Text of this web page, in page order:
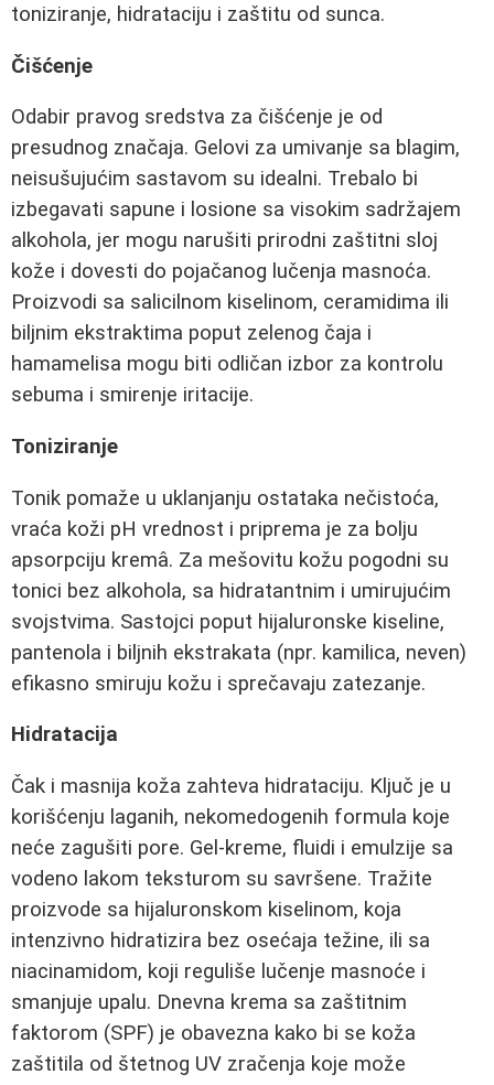
toniziranje, hidrataciju i zaštitu od sunca.
Čišćenje
Odabir pravog sredstva za čišćenje je od
presudnog značaja. Gelovi za umivanje sa blagim,
neisušujućim sastavom su idealni. Trebalo bi
izbegavati sapune i losione sa visokim sadržajem
alkohola, jer mogu narušiti prirodni zaštitni sloj
kože i dovesti do pojačanog lučenja masnoća.
Proizvodi sa salicilnom kiselinom, ceramidima ili
biljnim ekstraktima poput zelenog čaja i
hamamelisa mogu biti odličan izbor za kontrolu
sebuma i smirenje iritacije.
Toniziranje
Tonik pomaže u uklanjanju ostataka nečistoća,
vraća koži pH vrednost i priprema je za bolju
apsorpciju kremâ. Za mešovitu kožu pogodni su
tonici bez alkohola, sa hidratantnim i umirujućim
svojstvima. Sastojci poput hijaluronske kiseline,
pantenola i biljnih ekstrakata (npr. kamilica, neven)
efikasno smiruju kožu i sprečavaju zatezanje.
Hidratacija
Čak i masnija koža zahteva hidrataciju. Ključ je u
korišćenju laganih, nekomedogenih formula koje
neće zagušiti pore. Gel-kreme, fluidi i emulzije sa
vodeno lakom teksturom su savršene. Tražite
proizvode sa hijaluronskom kiselinom, koja
intenzivno hidratizira bez osećaja težine, ili sa
niacinamidom, koji reguliše lučenje masnoće i
smanjuje upalu. Dnevna krema sa zaštitnim
faktorom (SPF) je obavezna kako bi se koža
zaštitila od štetnog UV zračenja koje može